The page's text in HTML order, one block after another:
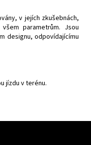
v jejích zkušebnách,
parametrům. Jsou
designu, odpovídajícímu
jízdu v terénu.